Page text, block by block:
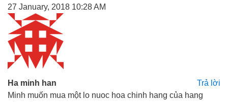
27 January, 2018 10:28 AM
Ha minh han
Trả lời
Minh muốn mua một lo nuoc hoa chinh hang của hang